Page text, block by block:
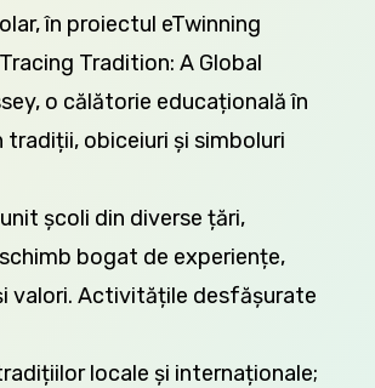
în proiectul eTwinning
Tradition: A Global
o călătorie educațională în
tradiții, obiceiuri și simboluri
școli din diverse țări,
bogat de experiențe,
valori. Activitățile desfășurate
locale și internaționale;